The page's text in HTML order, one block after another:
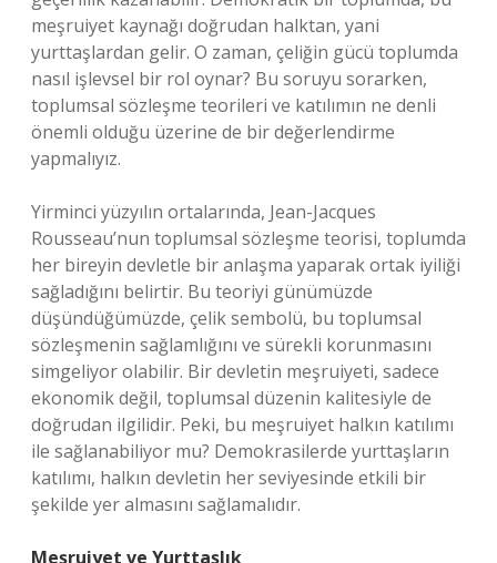
meşruiyet kaynağı doğrudan halktan, yani
yurttaşlardan gelir. O zaman, çeliğin gücü toplumda
nasıl işlevsel bir rol oynar? Bu soruyu sorarken,
toplumsal sözleşme teorileri ve katılımın ne denli
önemli olduğu üzerine de bir değerlendirme
yapmalıyız.
Yirminci yüzyılın ortalarında, Jean-Jacques
Rousseau’nun toplumsal sözleşme teorisi, toplumda
her bireyin devletle bir anlaşma yaparak ortak iyiliği
sağladığını belirtir. Bu teoriyi günümüzde
düşündüğümüzde, çelik sembolü, bu toplumsal
sözleşmenin sağlamlığını ve sürekli korunmasını
simgeliyor olabilir. Bir devletin meşruiyeti, sadece
ekonomik değil, toplumsal düzenin kalitesiyle de
doğrudan ilgilidir. Peki, bu meşruiyet halkın katılımı
ile sağlanabiliyor mu? Demokrasilerde yurttaşların
katılımı, halkın devletin her seviyesinde etkili bir
şekilde yer almasını sağlamalıdır.
Meşruiyet ve Yurttaşlık